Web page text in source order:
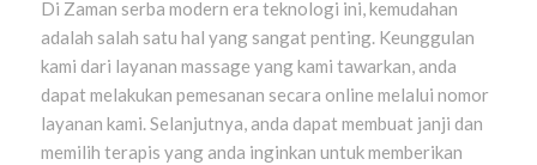
Di Zaman serba modern era teknologi ini, kemudahan
adalah salah satu hal yang sangat penting. Keunggulan
kami dari layanan massage yang kami tawarkan, anda
dapat melakukan pemesanan secara online melalui nomor
layanan kami. Selanjutnya, anda dapat membuat janji dan
memilih terapis yang anda inginkan untuk memberikan